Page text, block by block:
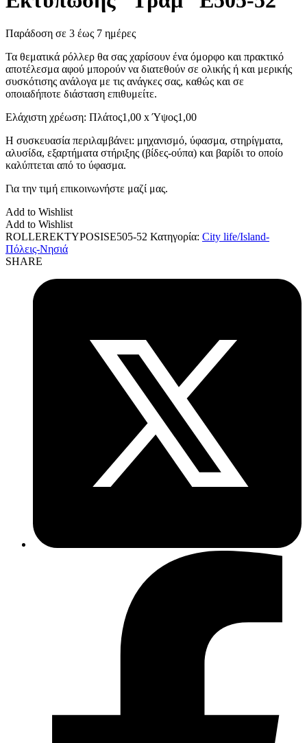
Παράδοση σε 3 έως 7 ημέρες
Τα θεματικά ρόλλερ θα σας χαρίσουν ένα όμορφο και πρακτικό
αποτέλεσμα αφού μπορούν να διατεθούν σε ολικής ή και μερικής
συσκότισης ανάλογα με τις ανάγκες σας, καθώς και σε
οποιαδήποτε διάσταση επιθυμείτε.
Ελάχιστη χρέωση: Πλάτος1,00 x Ύψος1,00
Η συσκευασία περιλαμβάνει: μηχανισμό, ύφασμα, στηρίγματα,
αλυσίδα, εξαρτήματα στήριξης (βίδες-ούπα) και βαρίδι το οποίο
καλύπτεται από το ύφασμα.
Για την τιμή επικοινωνήστε μαζί μας.
Add to Wishlist
Add to Wishlist
ROLLEREKTYPOSISΕ505-52 Κατηγορία: City life/Island-
Πόλεις-Νησιά
SHARE